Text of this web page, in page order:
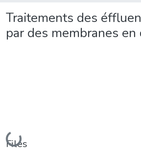
Traitements des
par des membranes en
Loading...
Files